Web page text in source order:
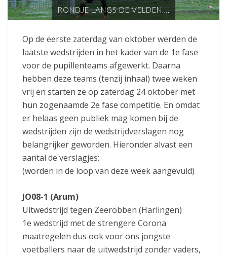
RONDJE LANGS DE VELDEN….
Op de eerste zaterdag van oktober werden de
laatste wedstrijden in het kader van de 1e fase
voor de pupillenteams afgewerkt. Daarna
hebben deze teams (tenzij inhaal) twee weken
vrij en starten ze op zaterdag 24 oktober met
hun zogenaamde 2e fase competitie. En omdat
er helaas geen publiek mag komen bij de
wedstrijden zijn de wedstrijdverslagen nog
belangrijker geworden. Hieronder alvast een
aantal de verslagjes:
(worden in de loop van deze week aangevuld)
JO08-1 (Arum)
Uitwedstrijd tegen Zeerobben (Harlingen)
1e wedstrijd met de strengere Corona
maatregelen dus ook voor ons jongste
voetballers naar de uitwedstrijd zonder vaders,